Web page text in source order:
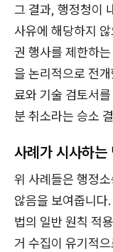
그 결과, 행정청이
사유에 해당하지
권 행사를 제한하
을 논리적으로 전
료와 기술 검토서
분 취소라는 승소
사례가 시사하는
위 사례들은 행정
않음을 보여줍니다
법의 일반 원칙 적
거 수집이 유기적